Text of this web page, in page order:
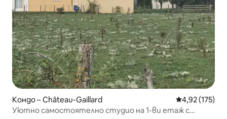
Кондо – Château-Gaillard Средна
4,92 (175)
Уютно самостоятелно студио на 1-ви етаж с